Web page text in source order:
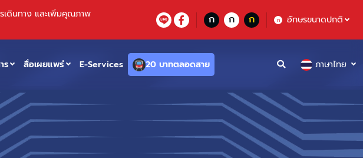
เดินทาง และเพิ่มคุณภาพ
ก ก ก ก อักษรขนาดปกติ
ร สื่อเผยแพร่ E-Services 20 บาทตลอดสาย ภาษาไทย